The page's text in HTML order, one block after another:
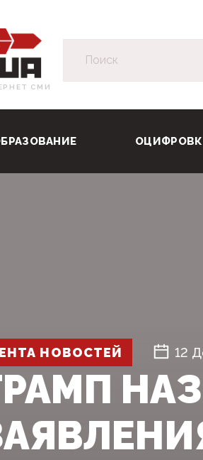
СМИ
НОВОСТЕЙ 12